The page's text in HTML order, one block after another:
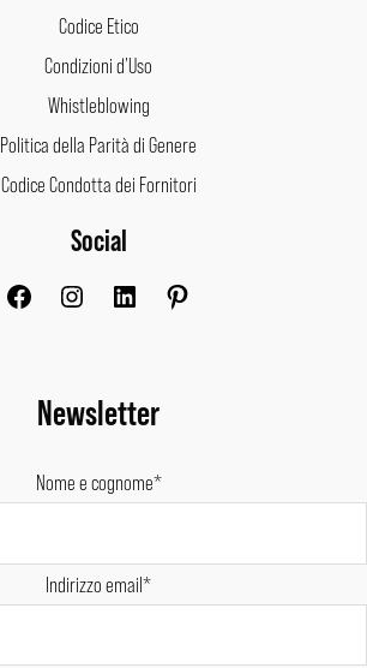
Codice Etico
Condizioni d’Uso
Whistleblowing
Politica della Parità di Genere
Codice Condotta dei Fornitori
Social
FacebookInstagram
Newsletter
Nome e cognome*
Indirizzo email*